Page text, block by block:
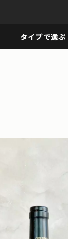
タイプで選ぶ